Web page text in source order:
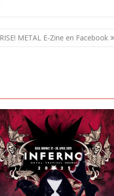
RISE! METAL E-Zine en Facebook